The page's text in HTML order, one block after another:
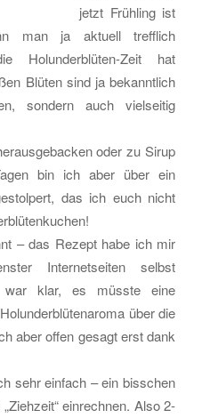
jetzt Frühling ist
man ja aktuell trefflich
Holunderblüten-Zeit hat
Blüten sind ja bekanntlich
sondern auch vielseitig
oder zu Sirup
bin ich aber über ein
das ich euch nicht
– das Rezept habe ich mir
Internetseiten selbst
war klar, es müsste eine
über die
aber offen gesagt erst dank
sehr einfach – ein bisschen
einrechnen. Also 2-